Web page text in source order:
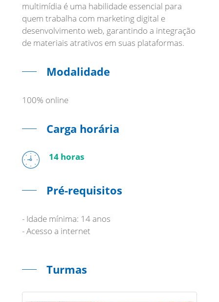
multimídia é uma habilidade essencial para
quem trabalha com marketing digital e
desenvolvimento web, garantindo a integração
de materiais atrativos em suas plataformas.
Modalidade
100% online
Carga horária
14 horas
Pré-requisitos
- Idade mínima: 14 anos
- Acesso a internet
Turmas